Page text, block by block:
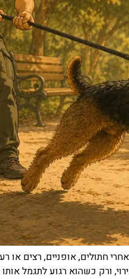
חתולים, אופניים, רצים
ורק כשהוא רגוע לתגמל